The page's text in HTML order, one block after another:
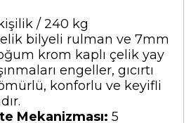
/ 240 kg
bilyeli rulman ve 7mm
krom kaplı çelik yay
engeller, gıcırtı
konforlu ve keyifli
Mekanizması: 5